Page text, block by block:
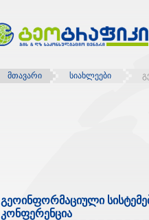
მთავარი სიახლეები
გეოინფორმაციული
კონფერენცია